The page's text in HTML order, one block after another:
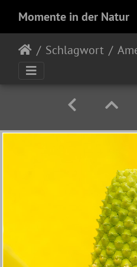
Momente in der Natur
Schlagwort